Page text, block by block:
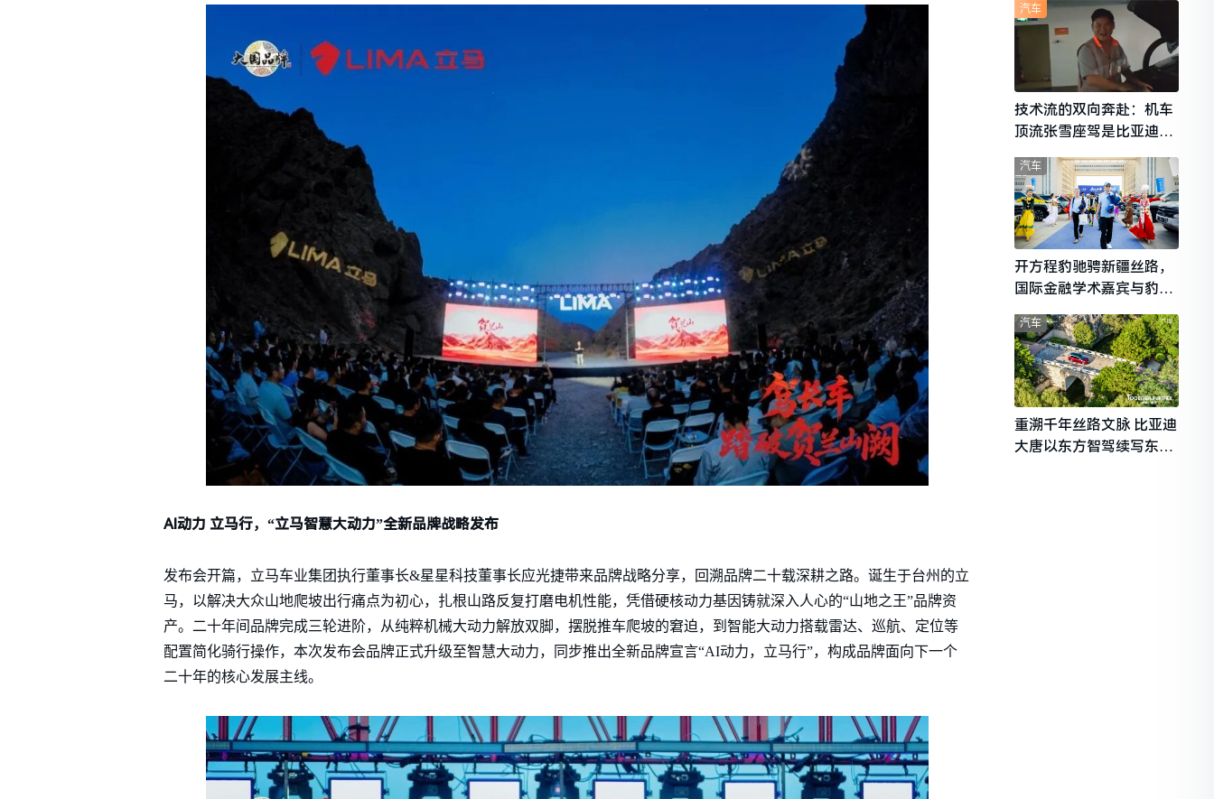
AI动力 立马行，“立马智慧大动力”全新品牌战略发布
发布会开篇，立马车业集团执行董事长&星星科技董事长应光捷带来品牌战略分享，回溯品牌二十载深耕之路。诞生于台州的立
马，以解决大众山地爬坡出行痛点为初心，扎根山路反复打磨电机性能，凭借硬核动力基因铸就深入人心的“山地之王”品牌资
产。二十年间品牌完成三轮进阶，从纯粹机械大动力解放双脚，摆脱推车爬坡的窘迫，到智能大动力搭载雷达、巡航、定位等
配置简化骑行操作，本次发布会品牌正式升级至智慧大动力，同步推出全新品牌宣言“AI动力，立马行”，构成品牌面向下一个
二十年的核心发展主线。
技术流的双向奔赴：机车
顶流张雪座驾是比亚迪秦
L
汽车
开方程豹驰骋新疆丝路，
国际金融学术嘉宾与豹友
共赴山海热爱
汽车
重溯千年丝路文脉 比亚迪
大唐以东方智驾续写东西
汽车